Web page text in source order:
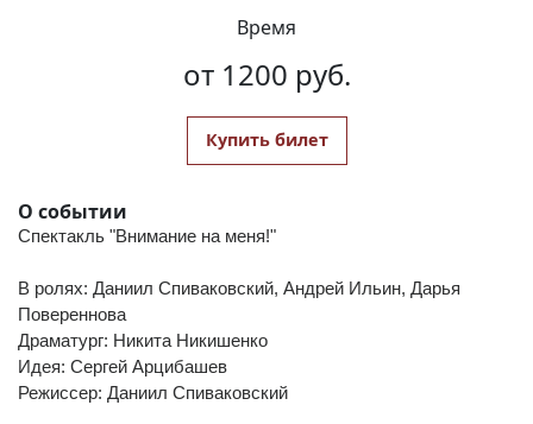
Время
от 1200 руб.
Купить билет
О событии
Спектакль "Внимание на меня!"
В ролях: Даниил Спиваковский, Андрей Ильин, Дарья
Повереннова
Драматург: Никита Никишенко
Идея: Сергей Арцибашев
Режиссер: Даниил Спиваковский